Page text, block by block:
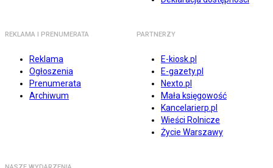
REKLAMA I PRENUMERATA
Reklama
Ogłoszenia
Prenumerata
Archiwum
PARTNERZY
E-kiosk.pl
E-gazety.pl
Nexto.pl
Mała księgowość
Kancelarierp.pl
Wieści Rolnicze
Życie Warszawy